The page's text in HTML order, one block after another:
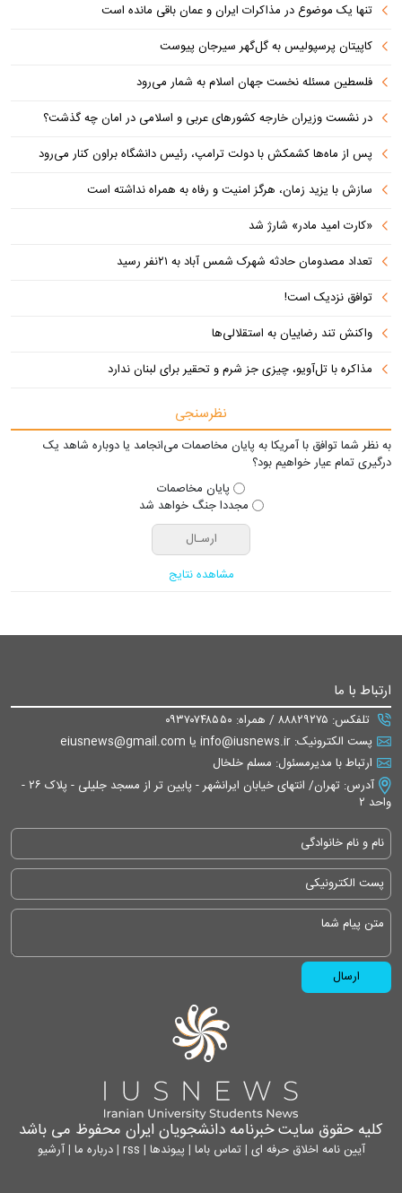
تنها یک موضوع در مذاکرات ایران و عمان باقی مانده است
کاپیتان پرسپولیس به گل‌گهر سیرجان پیوست
فلسطین مسئله نخست جهان اسلام به شمار می‌رود
در نشست وزیران خارجه کشورهای عربی و اسلامی در امان چه گذشت؟
پس از ماه‌ها کشمکش با دولت ترامپ، رئیس دانشگاه براون کنار می‌رود
سازش با یزید زمان، هرگز امنیت و رفاه به همراه نداشته است
«کارت امید مادر» شارژ شد
تعداد مصدومان حادثه شهرک شمس آباد به ۲۱نفر رسید
توافق نزدیک است!
واکنش تند رضاییان به استقلالی‌ها
مذاکره با تل‌آویو، چیزی جز شرم و تحقیر برای لبنان ندارد
نظرسنجی
به نظر شما توافق با آمریکا به پایان مخاصمات می‌انجامد یا دوباره شاهد یک
درگیری تمام عیار خواهیم بود؟
پایان مخاصمات
مجددا جنگ خواهد شد
مشاهده نتایج
ارتباط با ما
تلفکس: ۸۸۸۲۹۲۷۵ / همراه: ۰۹۳۷۰۷۴۸۵۵۰
پست الکترونیک: info@iusnews.ir یا eiusnews@gmail.com
ارتباط با مدیرمسئول: مسلم خلخال
آدرس: تهران/ انتهای خیابان ایرانشهر - پایین تر از مسجد جلیلی - پلاک ۲۶ -
واحد ۲
کلیه حقوق سایت خبرنامه دانشجویان ایران محفوظ می باشد
آیین نامه اخلاق حرفه ای | تماس باما | پیوندها |
rss
|درباره ما |آرشیو